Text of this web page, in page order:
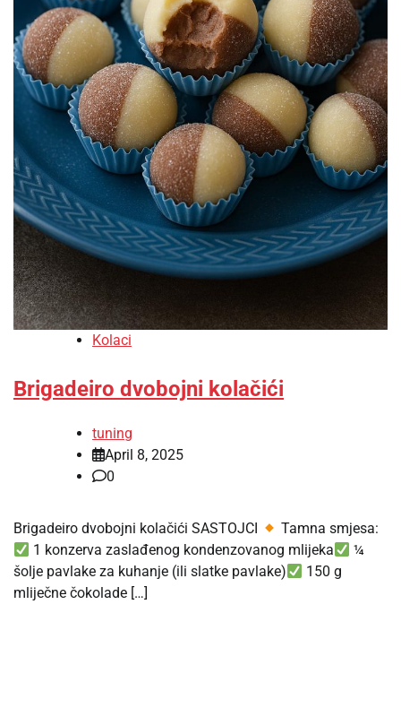
Kolaci
Brigadeiro dvobojni kolačići
tuning
April 8, 2025
0
Brigadeiro dvobojni kolačići SASTOJCI
Tamna smjesa:
1 konzerva zaslađenog kondenzovanog mlijeka
¼
šolje pavlake za kuhanje (ili slatke pavlake)
150 g
mliječne čokolade […]